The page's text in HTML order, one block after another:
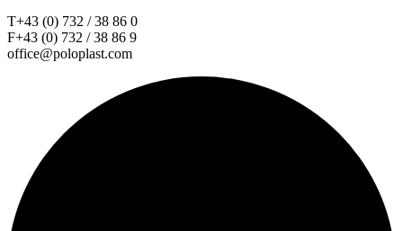
T+43 (0) 732 / 38 86 0
F+43 (0) 732 / 38 86 9
office@poloplast.com